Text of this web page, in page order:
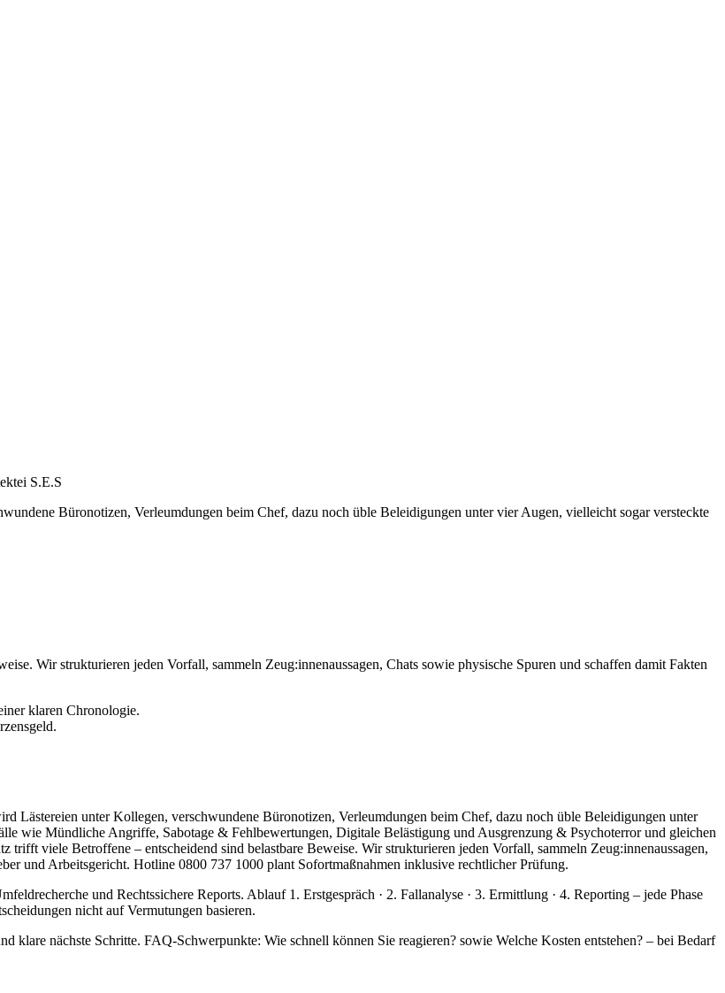
S.E.S
Büronotizen, Verleumdungen beim Chef, dazu noch üble Beleidigungen unter vier Augen, vielleicht sogar versteckte
Wir strukturieren jeden Vorfall, sammeln Zeug:innenaussagen, Chats sowie physische Spuren und schaffen damit Fakten
klaren Chronologie.
Lästereien unter Kollegen, verschwundene Büronotizen, Verleumdungen beim Chef, dazu noch üble Beleidigungen unter
wie Mündliche Angriffe, Sabotage & Fehlbewertungen, Digitale Belästigung und Ausgrenzung & Psychoterror und gleichen
viele Betroffene – entscheidend sind belastbare Beweise. Wir strukturieren jeden Vorfall, sammeln Zeug:innenaussagen,
und Arbeitsgericht. Hotline 0800 737 1000 plant Sofortmaßnahmen inklusive rechtlicher Prüfung.
und Rechtssichere Reports. Ablauf 1. Erstgespräch · 2. Fallanalyse · 3. Ermittlung · 4. Reporting – jede Phase
nicht auf Vermutungen basieren.
klare nächste Schritte. FAQ-Schwerpunkte: Wie schnell können Sie reagieren? sowie Welche Kosten entstehen? – bei Bedarf